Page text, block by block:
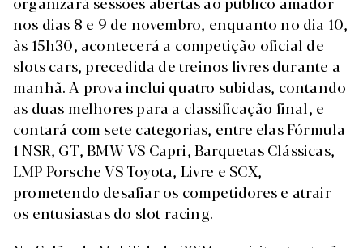
nos dias 8 e 9 de novembro, enquanto no dia 10,
às 15h30, acontecerá a competição oficial de
slots cars, precedida de treinos livres durante a
manhã. A prova inclui quatro subidas, contando
as duas melhores para a classificação final, e
contará com sete categorias, entre elas Fórmula
1 NSR, GT, BMW VS Capri, Barquetas Clássicas,
LMP Porsche VS Toyota, Livre e SCX,
prometendo desafiar os competidores e atrair
os entusiastas do slot racing.